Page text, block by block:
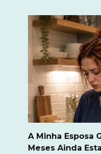
A Minha Esposa
Meses Ainda